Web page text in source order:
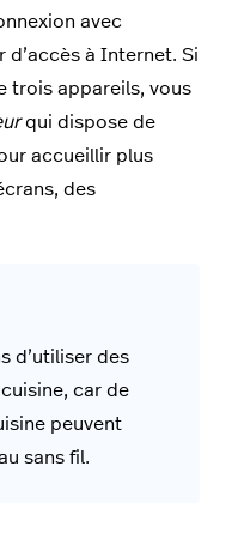
avec
d’accès à Internet. Si
trois appareils, vous
qui dispose de
accueillir plus
des
d’utiliser des
car de
peuvent
sans fil.